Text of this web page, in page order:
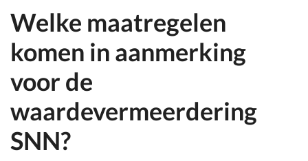
Welke maatregelen
komen in aanmerking
voor de
waardevermeerdering
SNN?